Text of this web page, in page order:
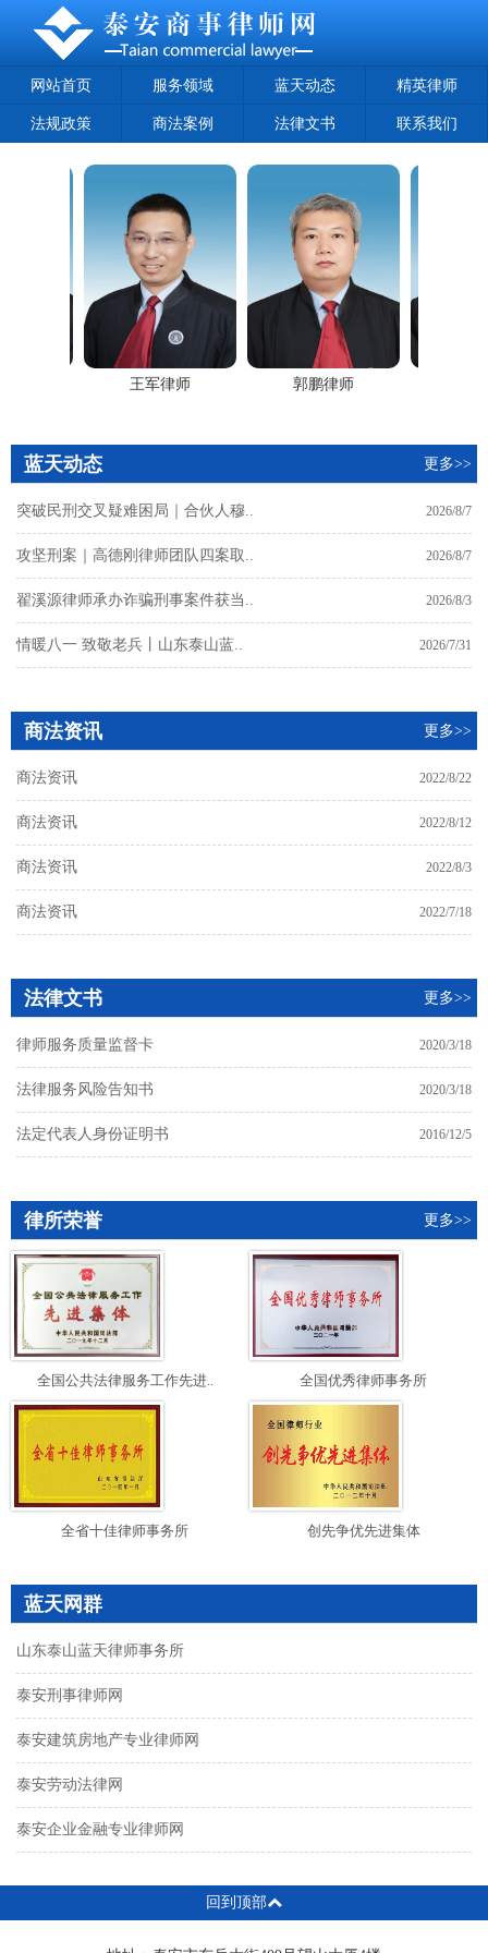
网站首页 服务领域 蓝天动态 精英律师
法规政策 商法案例 法律文书 联系我们
王军律师 郭鹏律师
蓝天动态 更多>>
突破民刑交叉疑难困局｜合伙人穆.. 2026/8/7
攻坚刑案｜高德刚律师团队四案取.. 2026/8/7
翟溪源律师承办诈骗刑事案件获当.. 2026/8/3
情暖八一 致敬老兵丨山东泰山蓝.. 2026/7/31
商法资讯 更多>>
商法资讯 2022/8/22
商法资讯 2022/8/12
商法资讯 2022/8/3
商法资讯 2022/7/18
法律文书 更多>>
律师服务质量监督卡 2020/3/18
法律服务风险告知书 2020/3/18
法定代表人身份证明书 2016/12/5
律所荣誉 更多>>
全国公共法律服务工作先进.. 全国优秀律师事务所
全省十佳律师事务所 创先争优先进集体
蓝天网群
山东泰山蓝天律师事务所
泰安刑事律师网
泰安建筑房地产专业律师网
泰安劳动法律网
泰安企业金融专业律师网
回到顶部